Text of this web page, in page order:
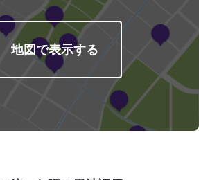
地図で表示する